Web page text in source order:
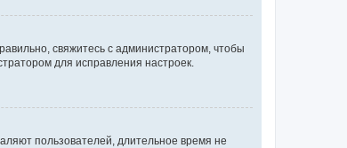
свяжитесь с администратором, чтобы
для исправления настроек.
пользователей, длительное время не